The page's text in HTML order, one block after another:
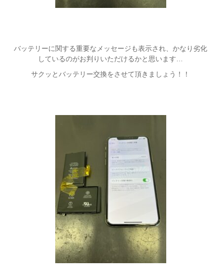
バッテリーに関する重要なメッセージも表示され、かなり劣化
しているのがお判りいただけるかと思います…
サクッとバッテリー交換をさせて頂きましょう！！